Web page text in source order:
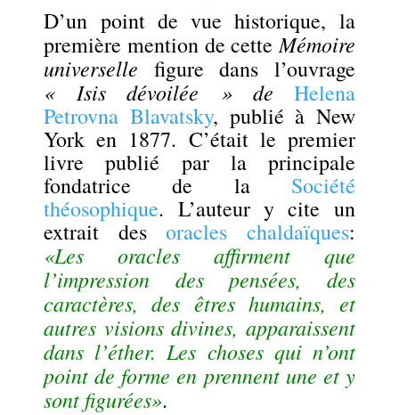
D’un point de vue historique, la
première mention de cetteMémoire
universelle figure dans l’ouvrage
« Isis dévoilée » de Helena
Petrovna Blavatsky, publié à New
York en 1877. C’était le premier
livre publié par la principale
fondatrice de la Société
théosophique. L’auteur y cite un
extrait desoracles chaldaïques:
«Les oracles affirment que
l’impression des pensées, des
caractères, des êtres humains, et
autres visions divines, apparaissent
dans l’éther. Les choses qui n’ont
point de forme en prennent une et y
sont figurées».